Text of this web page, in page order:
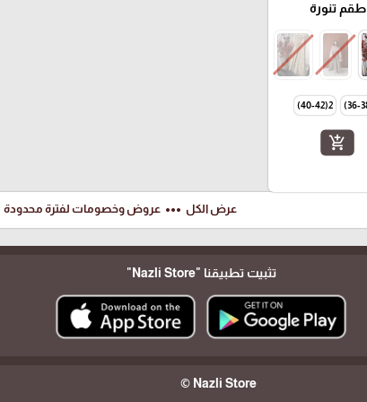
طقم تنورة
2(40-42)
add_shopping_cart
عرض الكل more_horiz عروض وخصومات لفترة محدودة
تثبيت تطبيقنا "Nazli Store"
Nazli Store ©